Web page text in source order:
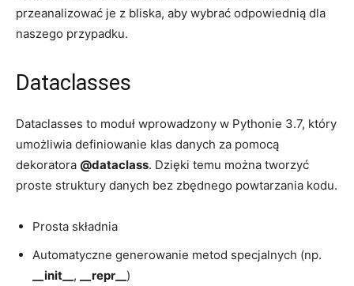
przeanalizować je ‍z‍ bliska,⁢ aby⁢ wybrać odpowiednią​ dla
naszego ⁢przypadku.
Dataclasses
Dataclasses to ⁢moduł wprowadzony⁣ w Pythonie 3.7, który
⁢umożliwia definiowanie klas danych⁤ za pomocą
‍dekoratora @dataclass.‍ Dzięki temu można​ tworzyć
proste struktury danych bez⁣ zbędnego‍ powtarzania kodu.
Prosta składnia
Automatyczne generowanie metod specjalnych (np. ⁣
__init__ , __repr__ )